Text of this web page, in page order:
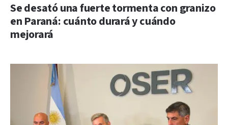
Se desató una fuerte tormenta con granizo
en Paraná: cuánto durará y cuándo
mejorará